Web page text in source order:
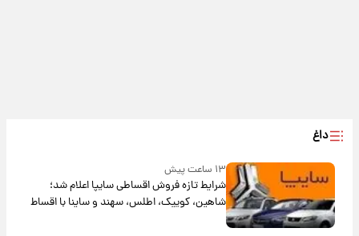
داغ
۱۳ ساعت پیش
شرایط تازه فروش اقساطی سایپا اعلام شد؛
شاهین، کوییک، اطلس، سهند و ساینا با اقساط
بلندمدت + جدول